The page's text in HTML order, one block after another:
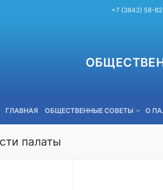
+7 (3842) 58-
ГЛАВНАЯ ОБЩЕСТВЕННЫЕ СОВЕТЫ О
палаты